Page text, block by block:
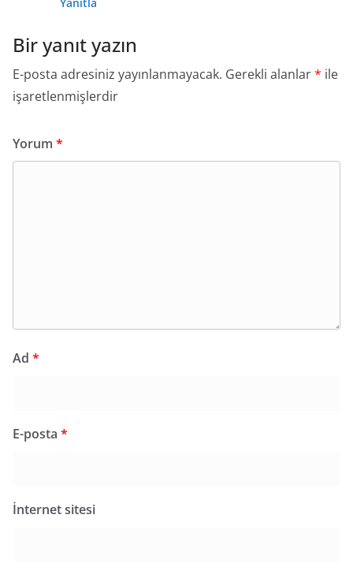
Bir yanıt yazın
E-posta adresiniz yayınlanmayacak. Gerekli alanlar* ile
işaretlenmişlerdir
Yorum *
Ad *
E-posta *
İnternet sitesi